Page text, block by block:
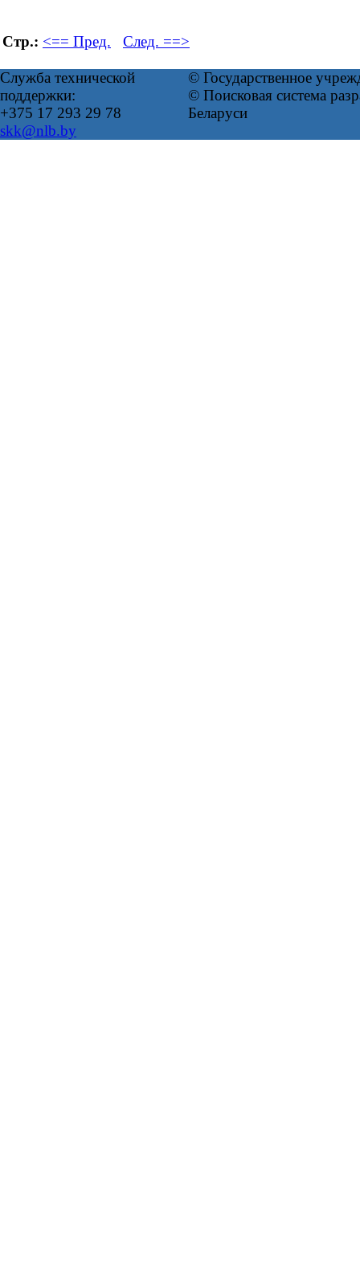
Стр.: <== Пред. След. ==>
Служба технической
поддержки:
+375 17 293 29 78
skk@nlb.by
© Государственное
© Поисковая система
Беларуси